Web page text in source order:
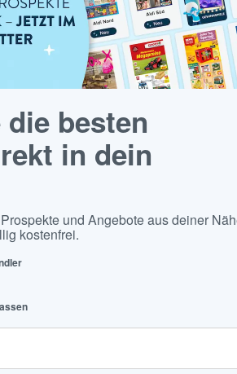
besten
in dein
und Angebote aus deiner
kostenfrei.